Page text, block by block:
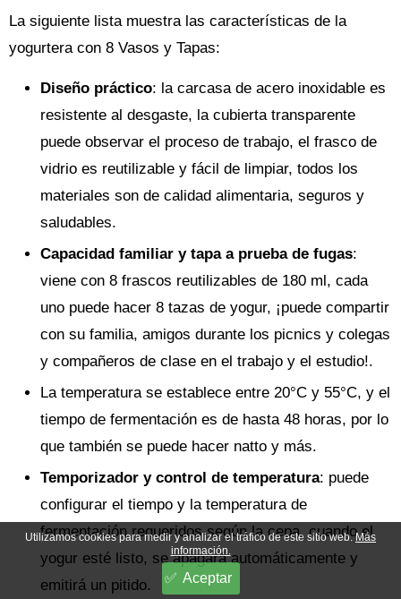
La siguiente lista muestra las características de la
yogurtera con 8 Vasos y Tapas:
Diseño práctico: la carcasa de acero inoxidable es
resistente al desgaste, la cubierta transparente
puede observar el proceso de trabajo, el frasco de
vidrio es reutilizable y fácil de limpiar, todos los
materiales son de calidad alimentaria, seguros y
saludables.
Capacidad familiar y tapa a prueba de fugas:
viene con 8 frascos reutilizables de 180 ml, cada
uno puede hacer 8 tazas de yogur, ¡puede compartir
con su familia, amigos durante los picnics y colegas
y compañeros de clase en el trabajo y el estudio!.
La temperatura se establece entre 20°C y 55°C, y el
tiempo de fermentación es de hasta 48 horas, por lo
que también se puede hacer natto y más.
Temporizador y control de temperatura: puede
configurar el tiempo y la temperatura de
fermentación requeridos según la cepa, cuando el
yogur esté listo, se apagará automáticamente y
emitirá un pitido.
Utilizamos cookies para medir y analizar el tráfico de este sitio web.Más
información.
Aceptar